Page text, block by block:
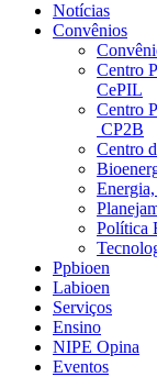
Notícias
Convênios
Centro
CePIL
Centro
CP2B
Centro
Política
Ppbioen
Labioen
Serviços
Ensino
NIPE Opina
Eventos